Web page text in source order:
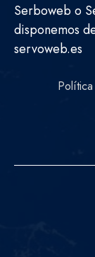
Serboweb o
disponemos
servoweb.es